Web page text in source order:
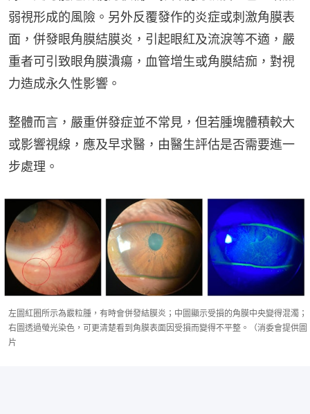
弱視形成的風險。另外反覆發作的炎症或刺激角膜表
面，併發眼角膜結膜炎，引起眼紅及流淚等不適，嚴
重者可引致眼角膜潰瘍，血管增生或角膜結痂，對視
力造成永久性影響。
整體而言，嚴重併發症並不常見，但若腫塊體積較大
或影響視線，應及早求醫，由醫生評估是否需要進一
步處理。
左圖紅圈所示為霰粒腫，有時會併發結膜炎；中圖顯示受損的角膜中央變得混濁；
右圖透過螢光染色，可更清楚看到角膜表面因受損而變得不平整。（消委會提供圖
片